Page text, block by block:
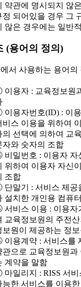
약관에 명시되지 않
정 되어있을 경우 그
않은 경우에는 일반
(용어의 정의)
서 사용하는 용어의
용자 : 교육정보원
용자번호(ID) : 이
비스 이용을 위하여
의 선택에 의하여 교
자와 숫자의 조합
밀번호 : 이용자 자
위하여 이용자 자신
조합
말기 : 서비스 제공
설치한 개인용 컴퓨
비스 이용 : 이용자
교육정보원의 주전
보원이 제공하는 정
용계약 : 서비스를
관으로 교육정보원과
계약을 말함
일리지 : RISS 서비
능한 서비스를 이용